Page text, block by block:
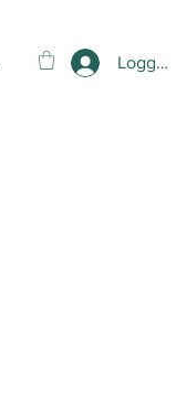
Logga in